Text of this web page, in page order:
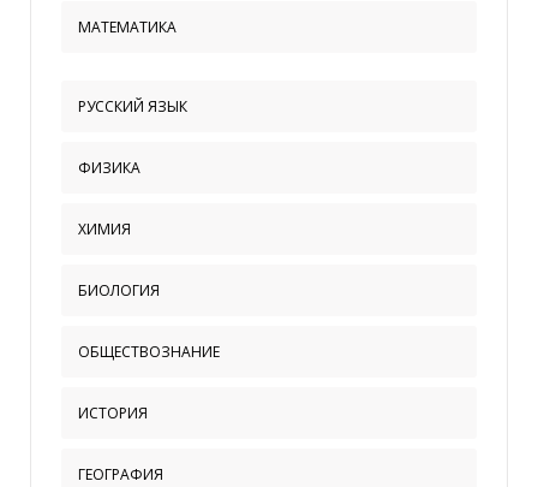
МАТЕМАТИКА
РУССКИЙ ЯЗЫК
ФИЗИКА
ХИМИЯ
БИОЛОГИЯ
ОБЩЕСТВОЗНАНИЕ
ИСТОРИЯ
ГЕОГРАФИЯ